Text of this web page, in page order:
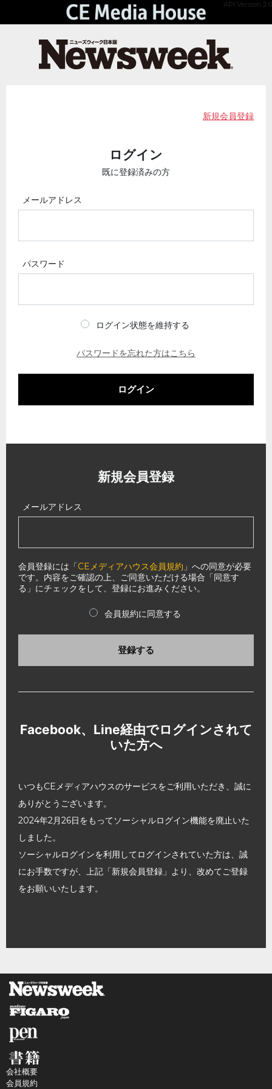
API Version 2.0
新規会員登録
ログイン
既に登録済みの方
メールアドレス
パスワード
ログイン状態を維持する
パスワードを忘れた方はこちら
ログイン
新規会員登録
メールアドレス
会員登録には「CEメディアハウス会員規約 」への同意が必要
です。内容をご確認の上、ご同意いただける場合「同意す
る」にチェックをして、登録にお進みください。
会員規約に同意する
登録する
Facebook、Line経由でログインされて
いた方へ
いつもCEメディアハウスのサービスをご利用いただき、誠に
ありがとうございます。
2024年2月26日をもってソーシャルログイン機能を廃止いた
しました。
ソーシャルログインを利用してログインされていた方は、誠
にお手数ですが、上記「新規会員登録」より、改めてご登録
をお願いいたします。
会社概要
会員規約